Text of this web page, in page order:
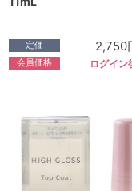
定価 2,750
会員価格 ログイン